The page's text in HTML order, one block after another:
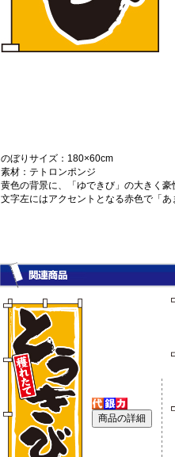
のぼりサイズ：180×60cm
素材：テトロンポンジ
黄色の背景に、「ゆできび」の大きく
文字左にはアクセントとなる赤色で「